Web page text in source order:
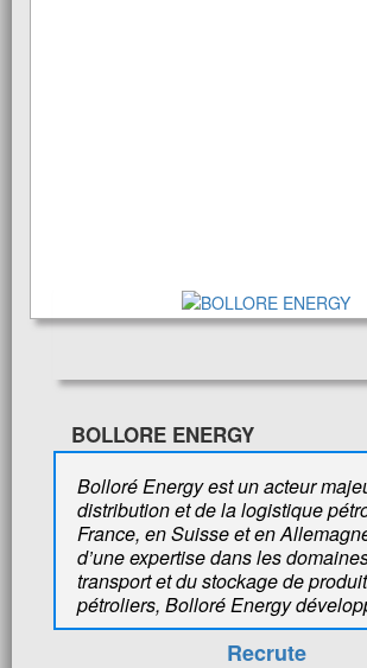
BOLLORE ENERGY
Bolloré Energy est un acteur
distribution et de la logistique
France, en Suisse et en
d’une expertise dans les
transport et du stockage de
pétroliers, Bolloré Energy
Recrute